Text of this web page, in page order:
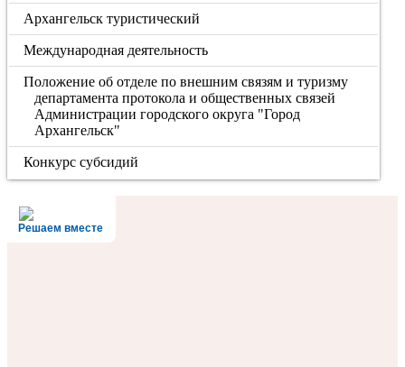
Архангельск туристический
Международная деятельность
Положение об отделе по внешним связям и туризму
департамента протокола и общественных связей
Администрации городского округа "Город
Архангельск"
Конкурс субсидий
Решаем вместе